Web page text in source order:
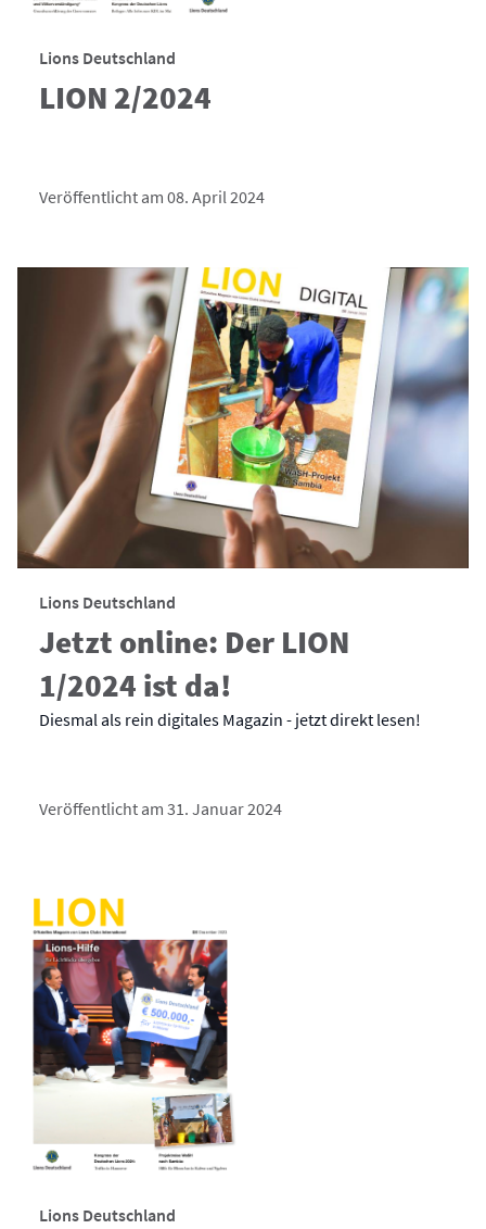
Lions Deutschland
LION 2/2024
Veröffentlicht am 08. April 2024
Lions Deutschland
Jetzt online: Der LION
1/2024 ist da!
Diesmal als rein digitales Magazin - jetzt direkt lesen!
Veröffentlicht am 31. Januar 2024
Lions Deutschland